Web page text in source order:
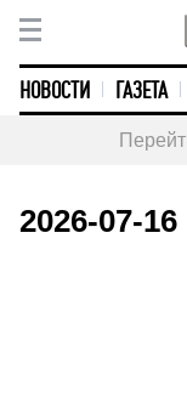
НОВОСТИ ГАЗЕТА
2026-07-16